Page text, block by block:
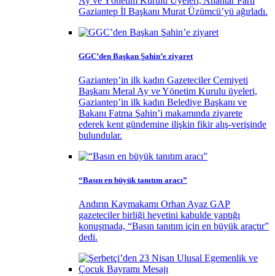
Gaziantep İl Başkanı Murat Üzümcü’yü ağırladı.
GGC’den Başkan Şahin’e ziyaret
Gaziantep’in ilk kadın Gazeteciler Cemiyeti
Başkanı Meral Ay ve Yönetim Kurulu üyeleri,
Gaziantep’in ilk kadın Belediye Başkanı ve
Bakanı Fatma Şahin’i makamında ziyarete
ederek kent gündemine ilişkin fikir alış-verişinde
bulundular.
“Basın en büyük tanıtım aracı”
Andırın Kaymakamı Orhan Ayaz GAP
gazeteciler birliği heyetini kabulde yaptığı
konuşmada, “Basın tanıtım için en büyük araçtır”
dedi.